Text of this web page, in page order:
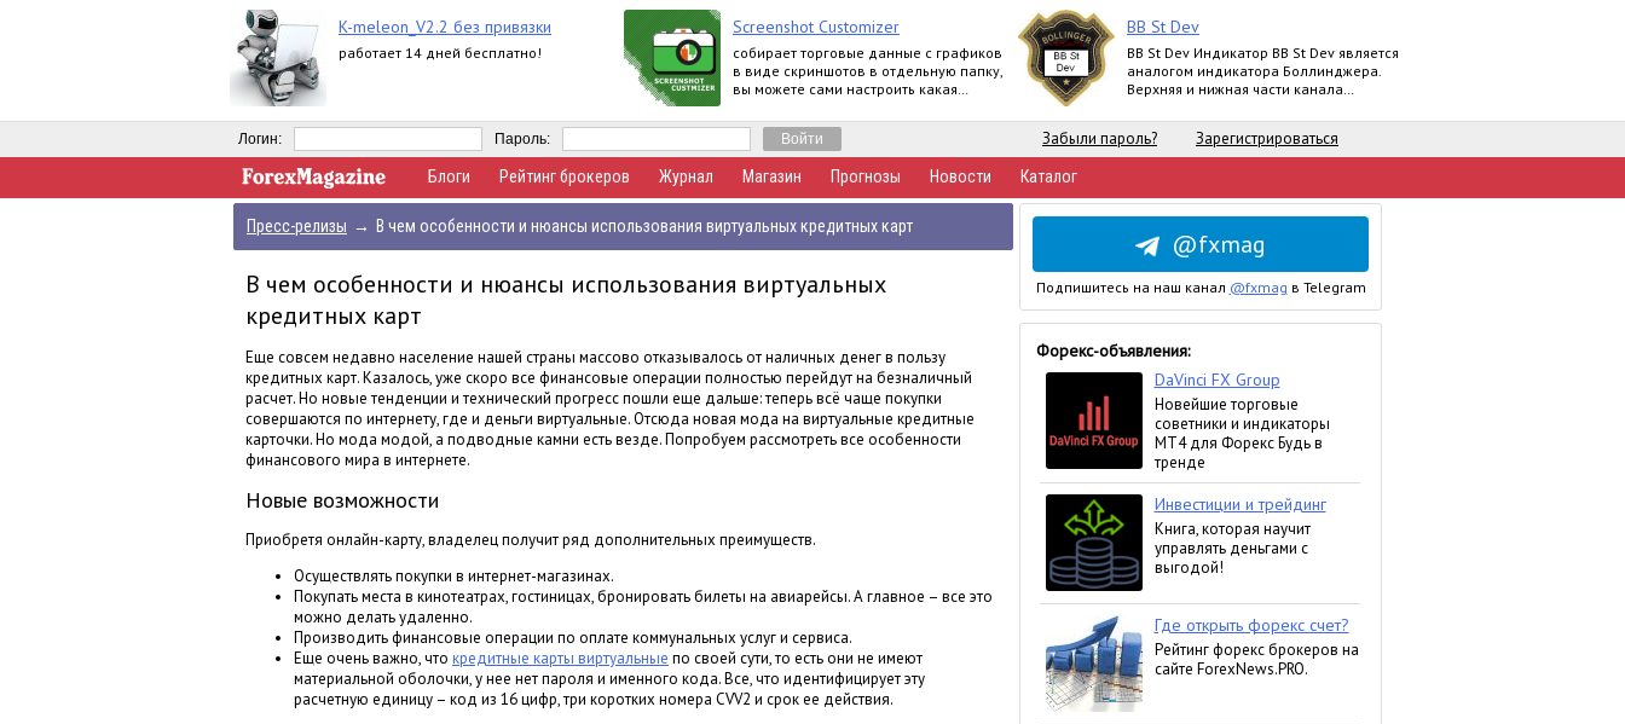
K-meleon_V2.2 без привязки
работает 14 дней бесплатно!
Screenshot Customizer
собирает торговые данные с графиков
в виде скриншотов в отдельную папку,
вы можете сами настроить какая
отображаться
BB St Dev
BB St Dev Индикатор BB St Dev является
аналогом индикатора Боллинджера.
Верхняя и нижная части канала
помощи iStd
Логин: Пароль: Забыли пароль? Зарегистрироваться
Блоги Рейтинг брокеров Журнал Магазин Прогнозы Новости Каталог
Пресс-релизы → В чем особенности и нюансы использования виртуальных кредитных карт
В чем особенности и нюансы использования виртуальных
кредитных карт
Еще совсем недавно население нашей страны массово отказывалось от наличных денег в пользу
кредитных карт. Казалось, уже скоро все финансовые операции полностью перейдут на безналичный
расчет. Но новые тенденции и технический прогресс пошли еще дальше: теперь всё чаще покупки
совершаются по интернету, где и деньги виртуальные. Отсюда новая мода на виртуальные кредитные
карточки. Но мода модой, а подводные камни есть везде. Попробуем рассмотреть все особенности
финансового мира в интернете.
Новые возможности
Приобретя онлайн-карту, владелец получит ряд дополнительных преимуществ.
Осуществлять покупки в интернет-магазинах.
Покупать места в кинотеатрах, гостиницах, бронировать билеты на авиарейсы. А главное – все это
можно делать удаленно.
Производить финансовые операции по оплате коммунальных услуг и сервиса.
Еще очень важно, что кредитные карты виртуальные по своей сути, то есть они не имеют
материальной оболочки, у нее нет пароля и именного кода. Все, что идентифицирует эту
расчетную единицу – код из 16 цифр, три коротких номера СVV2 и срок ее действия.
@fxmag
Подпишитесь на наш канал @fxmag в Telegram
Форекс-объявления: